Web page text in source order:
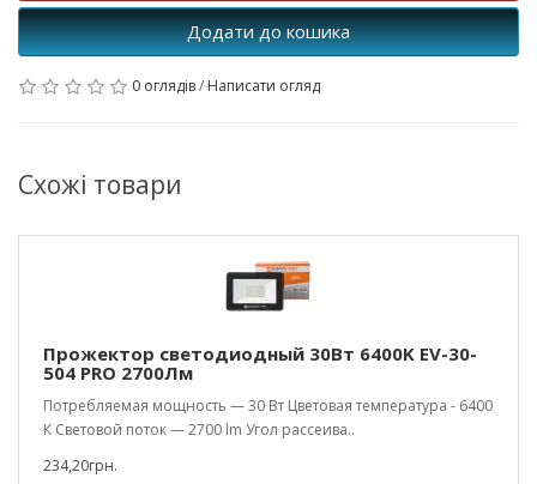
Додати до кошика
0 оглядів/ Написати огляд
Схожі товари
Прожектор светодиодный 30Вт 6400K EV-30-
504 PRO 2700Лм
Потребляемая мощность — 30 Вт Цветовая температура - 6400
К Световой поток — 2700 lm Угол рассеива..
234,20грн.